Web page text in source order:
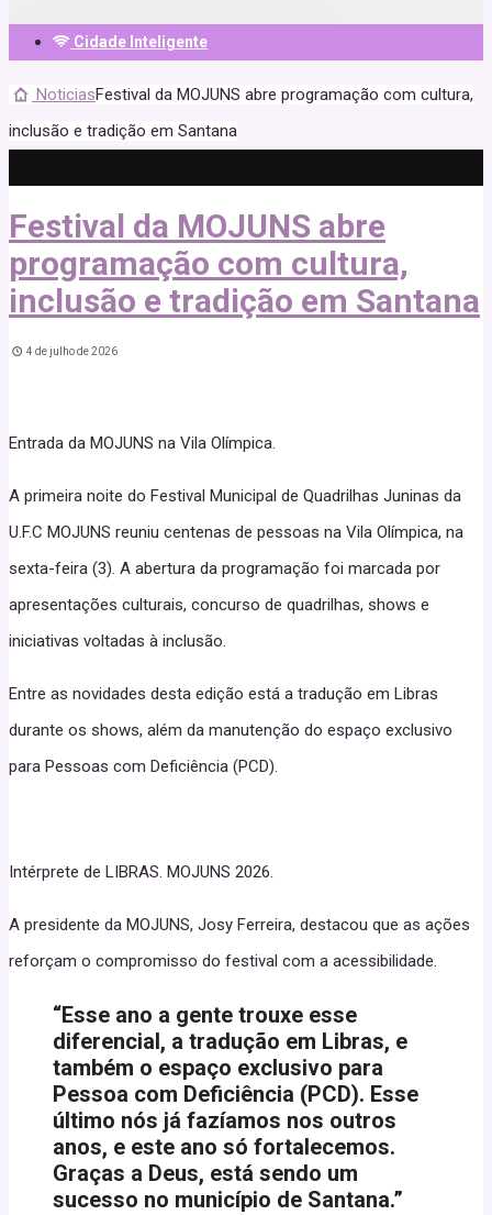
Cidade Inteligente
NoticiasFestival da MOJUNS abre programação com cultura,
inclusão e tradição em Santana
Festival da MOJUNS abre
programação com cultura,
inclusão e tradição em Santana
4 de julho de 2026
Entrada da MOJUNS na Vila Olímpica.
A primeira noite do Festival Municipal de Quadrilhas Juninas da
U.F.C MOJUNS reuniu centenas de pessoas na Vila Olímpica, na
sexta-feira (3). A abertura da programação foi marcada por
apresentações culturais, concurso de quadrilhas, shows e
iniciativas voltadas à inclusão.
Entre as novidades desta edição está a tradução em Libras
durante os shows, além da manutenção do espaço exclusivo
para Pessoas com Deficiência (PCD).
Intérprete de LIBRAS. MOJUNS 2026.
A presidente da MOJUNS, Josy Ferreira, destacou que as ações
reforçam o compromisso do festival com a acessibilidade.
“Esse ano a gente trouxe esse
diferencial, a tradução em Libras, e
também o espaço exclusivo para
Pessoa com Deficiência (PCD). Esse
último nós já fazíamos nos outros
anos, e este ano só fortalecemos.
Graças a Deus, está sendo um
sucesso no município de Santana.”